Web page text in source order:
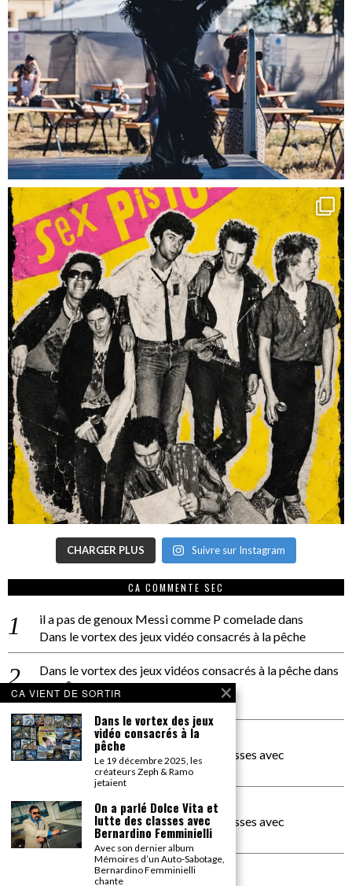
CHARGER PLUS Suivre sur Instagram
CA COMMENTE SEC
il a pas de genoux Messi comme P comeladedans
Dans le vortex des jeux vidéo consacrés à la pêche
Dans le vortex des jeux vidéos consacrés à la pêchedans
PACÔME THIELLEMENT
La séance d’Hip Gnose
La Patrie
dans
On a parlé Dolce Vita et lutte des classes avec
Bernardino Femminielli
carte noire negra à l'o tiededans
On a parlé Dolce Vita et lutte des classes avec
Bernardino Femminielli
moise et son mascarédans
CA VIENT DE SORTIR
Dans le vortex des jeux
vidéo consacrés à la
pêche
Le 19 décembre 2025, les
créateurs Zeph & Ramo
jetaient
On a parlé Dolce Vita et
lutte des classes avec
Bernardino Femminielli
Avec son dernier album
Mémoires d’un Auto-Sabotage,
Bernardino Femminielli
chante